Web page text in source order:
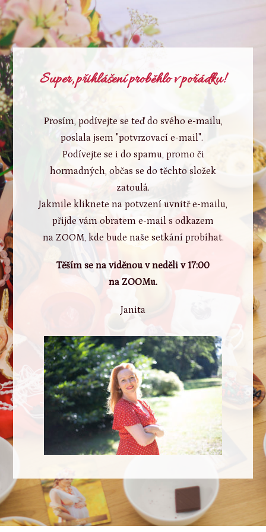
Super, přihlášení proběhlo v pořádku!
Prosím, podívejte se teď do svého e-mailu,
poslala jsem "potvrzovací e-mail".
Podívejte se i do spamu, promo či
hormadných, občas se do těchto složek
zatoulá.
Jakmile kliknete na potvzení uvnitř e-mailu,
přijde vám obratem e-mail s odkazem
na ZOOM, kde bude naše setkání probíhat.
Těším se na viděnou v neděli v 17:00
na ZOOMu.
Janita